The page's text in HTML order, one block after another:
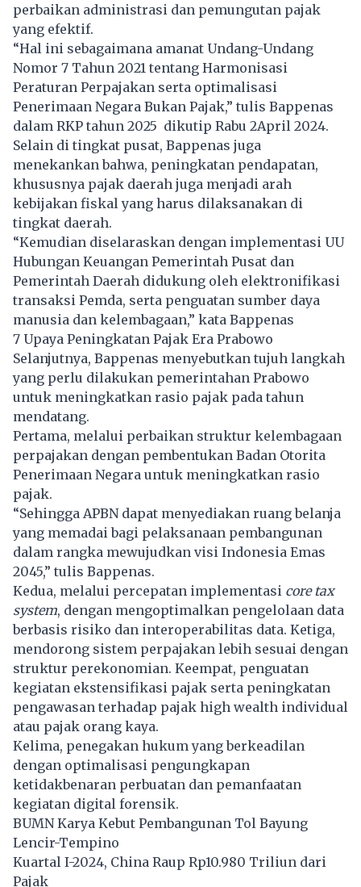
perbaikan administrasi dan pemungutan pajak
yang efektif.
“Hal ini sebagaimana amanat Undang-Undang
Nomor 7 Tahun 2021 tentang Harmonisasi
Peraturan Perpajakan serta optimalisasi
Penerimaan Negara Bukan Pajak,” tulis Bappenas
dalam RKP tahun 2025 dikutip Rabu 2April 2024.
Selain di tingkat pusat, Bappenas juga
menekankan bahwa, peningkatan pendapatan,
khususnya pajak daerah juga menjadi arah
kebijakan fiskal yang harus dilaksanakan di
tingkat daerah.
“Kemudian diselaraskan dengan implementasi UU
Hubungan Keuangan Pemerintah Pusat dan
Pemerintah Daerah didukung oleh elektronifikasi
transaksi Pemda, serta penguatan sumber daya
manusia dan kelembagaan,” kata Bappenas
7 Upaya Peningkatan Pajak Era Prabowo
Selanjutnya, Bappenas menyebutkan tujuh langkah
yang perlu dilakukan pemerintahan Prabowo
untuk meningkatkan rasio pajak pada tahun
mendatang.
Pertama, melalui perbaikan struktur kelembagaan
perpajakan dengan pembentukan Badan Otorita
Penerimaan Negara untuk meningkatkan rasio
pajak.
“Sehingga APBN dapat menyediakan ruang belanja
yang memadai bagi pelaksanaan pembangunan
dalam rangka mewujudkan visi Indonesia Emas
2045,” tulis Bappenas.
Kedua, melalui percepatan implementasi core tax
system, dengan mengoptimalkan pengelolaan data
berbasis risiko dan interoperabilitas data. Ketiga,
mendorong sistem perpajakan lebih sesuai dengan
struktur perekonomian. Keempat, penguatan
kegiatan ekstensifikasi pajak serta peningkatan
pengawasan terhadap pajak high wealth individual
atau pajak orang kaya.
Kelima, penegakan hukum yang berkeadilan
dengan optimalisasi pengungkapan
ketidakbenaran perbuatan dan pemanfaatan
kegiatan digital forensik.
BUMN Karya Kebut Pembangunan Tol Bayung
Lencir-Tempino
Kuartal I-2024, China Raup Rp10.980 Triliun dari
Pajak